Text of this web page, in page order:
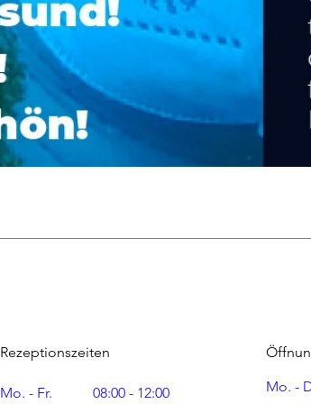
Mo. -
Rezeptionszeiten
Mo. - Fr. 08:00 - 12:00